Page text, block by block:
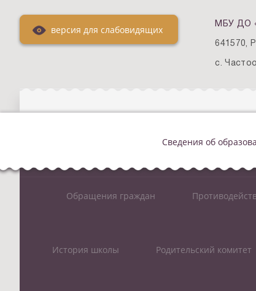
версия для слабовидящих МБУ ДО
641570,
с.
Сведения об
Обращения граждан
История школы Родительский комитет